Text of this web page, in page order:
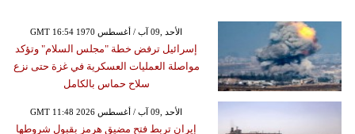
GMT 16:54 1970 الأحد ,09 آب / أغسطس
إسرائيل ترفض خطة "مجلس السلام" وتؤكد
مواصلة العمليات العسكرية في غزة حتى نزع
سلاح حماس بالكامل
GMT 11:48 2026 الأحد ,09 آب / أغسطس
إيران تربط فتح مضيق هرمز بقبول شروطها